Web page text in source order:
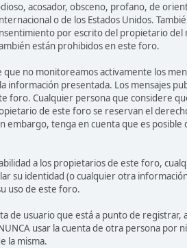
acosador, obsceno, profano, de
o de los Estados Unidos.
por escrito del propietario del
están prohibidos en este foro.
no monitoreamos activamente los
información presentada. Los mensajes
foro. Cualquier persona que considere
de este foro se reservan el
embargo, tenga en cuenta que es posible
a los propietarios de este foro,
su identidad (o cualquier otra
uso de este foro.
de usuario que está a punto de registrar,
usar la cuenta de otra persona por
la misma.